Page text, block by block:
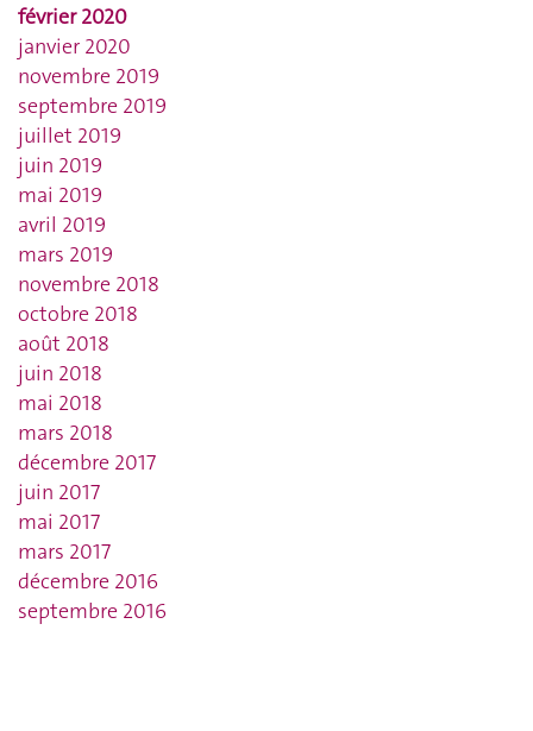
février 2020
janvier 2020
novembre 2019
septembre 2019
juillet 2019
juin 2019
mai 2019
avril 2019
mars 2019
novembre 2018
octobre 2018
août 2018
juin 2018
mai 2018
mars 2018
décembre 2017
juin 2017
mai 2017
mars 2017
décembre 2016
septembre 2016